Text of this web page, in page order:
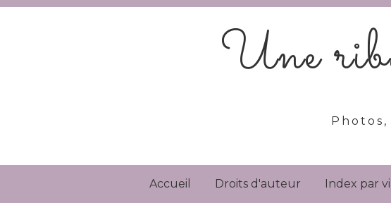
Une
Accueil Droits d'auteur Index par